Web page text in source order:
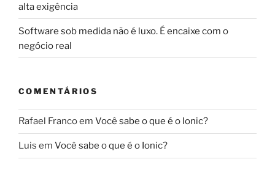
alta exigência
Software sob medida não é luxo. É encaixe com o
negócio real
COMENTÁRIOS
Rafael Francoem Você sabe o que é o Ionic?
Luis em Você sabe o que é o Ionic?